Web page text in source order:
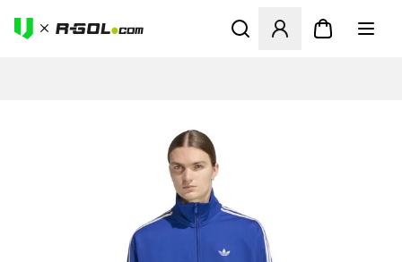
Ανοίγει ένα Modal για να